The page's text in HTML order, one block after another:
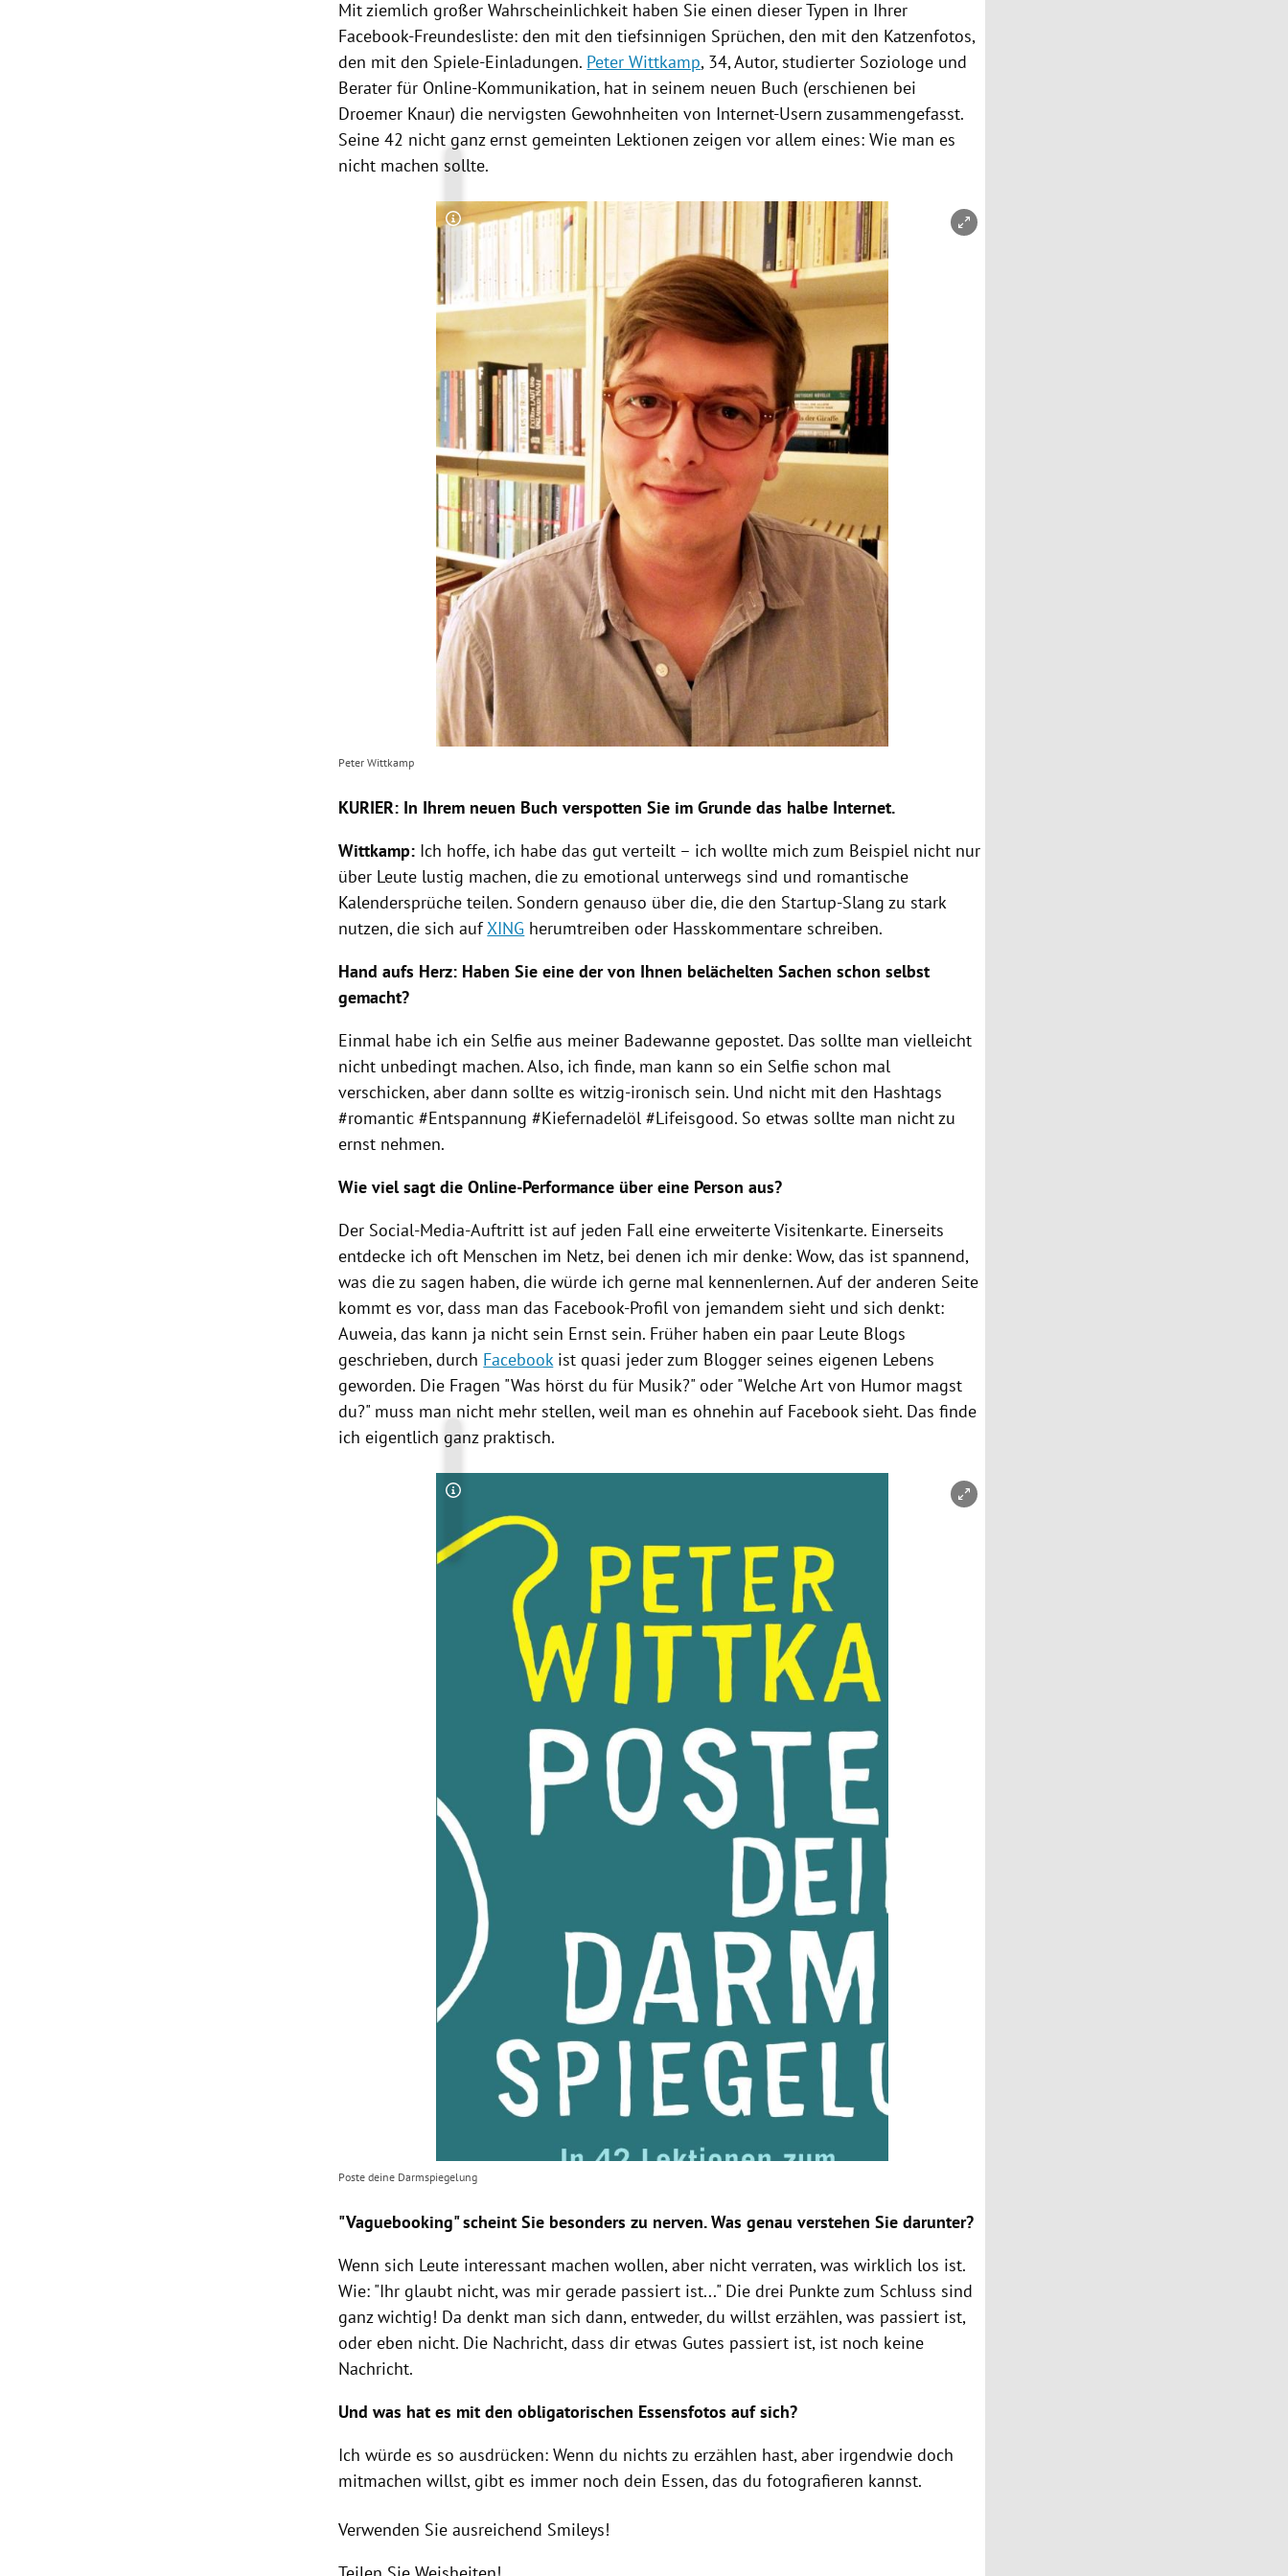
Mit ziemlich großer Wahrscheinlichkeit haben Sie einen dieser Typen in Ihrer
Facebook-Freundesliste: den mit den tiefsinnigen Sprüchen, den mit den Katzenfotos,
den mit den Spiele-Einladungen. Peter Wittkamp, 34, Autor, studierter Soziologe und
Berater für Online-Kommunikation, hat in seinem neuen Buch (erschienen bei
Droemer Knaur) die nervigsten Gewohnheiten von Internet-Usern zusammengefasst.
Seine 42 nicht ganz ernst gemeinten Lektionen zeigen vor allem eines: Wie man es
nicht machen sollte.
Copyright-Hinweis öffnen/schließen
Peter Wittkamp
KURIER: In Ihrem neuen Buch verspotten Sie im Grunde das halbe Internet.
Wittkamp: Ich hoffe, ich habe das gut verteilt – ich wollte mich zum Beispiel nicht nur
über Leute lustig machen, die zu emotional unterwegs sind und romantische
Kalendersprüche teilen. Sondern genauso über die, die den Startup-Slang zu stark
nutzen, die sich aufXING herumtreiben oder Hasskommentare schreiben.
Hand aufs Herz: Haben Sie eine der von Ihnen belächelten Sachen schon selbst
gemacht?
Einmal habe ich ein Selfie aus meiner Badewanne gepostet. Das sollte man vielleicht
nicht unbedingt machen. Also, ich finde, man kann so ein Selfie schon mal
verschicken, aber dann sollte es witzig-ironisch sein. Und nicht mit den Hashtags
#romantic #Entspannung #Kiefernadelöl #Lifeisgood. So etwas sollte man nicht zu
ernst nehmen.
Wie viel sagt die Online-Performance über eine Person aus?
Der Social-Media-Auftritt ist auf jeden Fall eine erweiterte Visitenkarte. Einerseits
entdecke ich oft Menschen im Netz, bei denen ich mir denke: Wow, das ist spannend,
was die zu sagen haben, die würde ich gerne mal kennenlernen. Auf der anderen Seite
kommt es vor, dass man das Facebook-Profil von jemandem sieht und sich denkt:
Auweia, das kann ja nicht sein Ernst sein. Früher haben ein paar Leute Blogs
geschrieben, durch Facebookist quasi jeder zum Blogger seines eigenen Lebens
geworden. Die Fragen "Was hörst du für Musik?" oder "Welche Art von Humor magst
du?" muss man nicht mehr stellen, weil man es ohnehin auf Facebooksieht. Das finde
ich eigentlich ganz praktisch.
Copyright-Hinweis öffnen/schließen
Poste deine Darmspiegelung
"Vaguebooking" scheint Sie besonders zu nerven. Was genau verstehen Sie darunter?
Wenn sich Leute interessant machen wollen, aber nicht verraten, was wirklich los ist.
Wie: "Ihr glaubt nicht, was mir gerade passiert ist..." Die drei Punkte zum Schluss sind
ganz wichtig! Da denkt man sich dann, entweder, du willst erzählen, was passiert ist,
oder eben nicht. Die Nachricht, dass dir etwas Gutes passiert ist, ist noch keine
Nachricht.
Und was hat es mit den obligatorischen Essensfotos auf sich?
Ich würde es so ausdrücken: Wenn du nichts zu erzählen hast, aber irgendwie doch
mitmachen willst, gibt es immer noch dein Essen, das du fotografieren kannst.
Verwenden Sie ausreichend Smileys!